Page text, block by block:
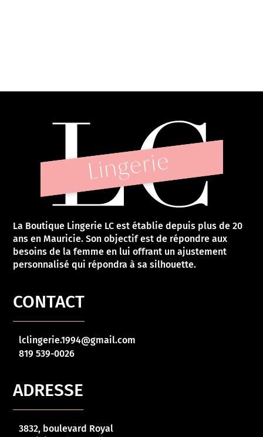
La Boutique Lingerie LC est établie depuis plus de 20
ans en Mauricie. Son objectif est de répondre aux
besoins de la femme en lui offrant un ajustement
personnalisé qui répondra à sa silhouette.
CONTACT
lclingerie.1994@gmail.com
819 539-0026
ADRESSE
3832, boulevard Royal